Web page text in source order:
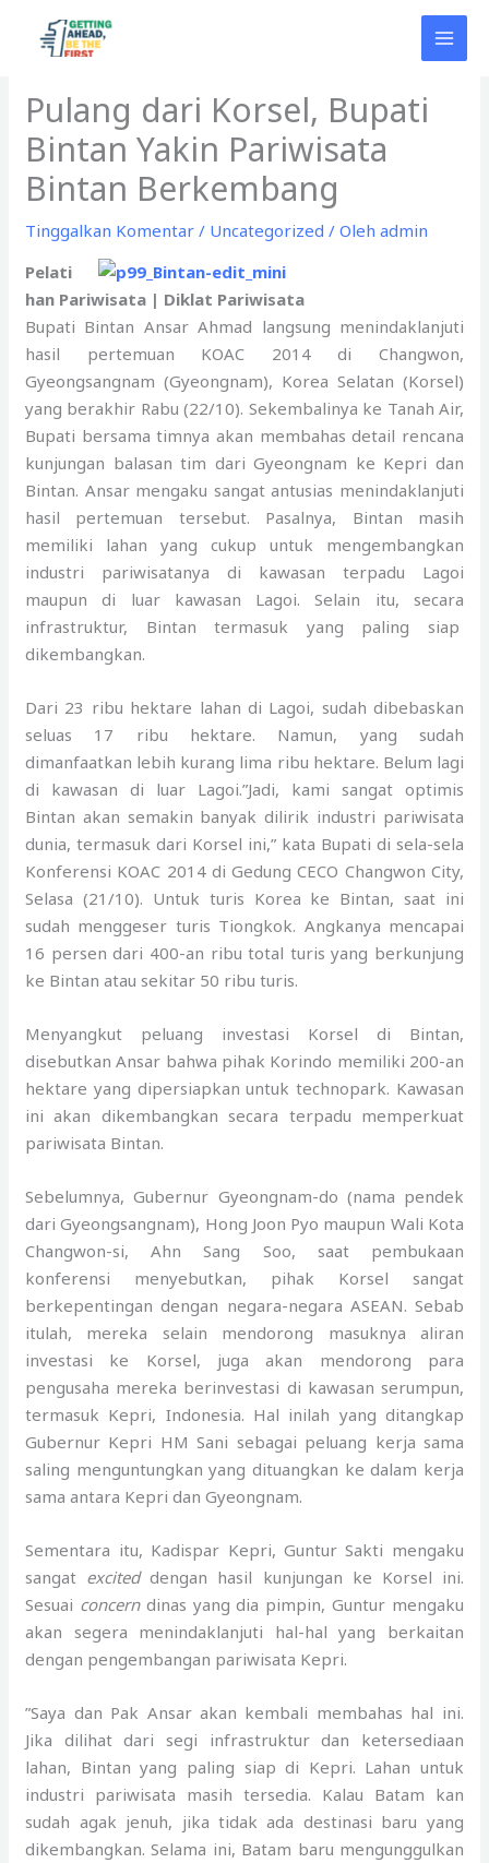
Pulang dari Korsel, Bupati
Bintan Yakin Pariwisata
Bintan Berkembang
Tinggalkan Komentar / Uncategorized / Olehadmin
Pelati
han Pariwisata | Diklat Pariwisata
Bupati Bintan Ansar Ahmad langsung menindaklanjuti
hasil pertemuan KOAC 2014 di Changwon,
Gyeongsangnam (Gyeongnam), Korea Selatan (Korsel)
yang berakhir Rabu (22/10). Sekembalinya ke Tanah Air,
Bupati bersama timnya akan membahas detail rencana
kunjungan balasan tim dari Gyeongnam ke Kepri dan
Bintan. Ansar mengaku sangat antusias menindaklanjuti
hasil pertemuan tersebut. Pasalnya, Bintan masih
memiliki lahan yang cukup untuk mengembangkan
industri pariwisatanya di kawasan terpadu Lagoi
maupun di luar kawasan Lagoi. Selain itu, secara
infrastruktur, Bintan termasuk yang paling siap
dikembangkan.
Dari 23 ribu hektare lahan di Lagoi, sudah dibebaskan
seluas 17 ribu hektare. Namun, yang sudah
dimanfaatkan lebih kurang lima ribu hektare. Belum lagi
di kawasan di luar Lagoi.”Jadi, kami sangat optimis
Bintan akan semakin banyak dilirik industri pariwisata
dunia, termasuk dari Korsel ini,” kata Bupati di sela-sela
Konferensi KOAC 2014 di Gedung CECO Changwon City,
Selasa (21/10). Untuk turis Korea ke Bintan, saat ini
sudah menggeser turis Tiongkok. Angkanya mencapai
16 persen dari 400-an ribu total turis yang berkunjung
ke Bintan atau sekitar 50 ribu turis.
Menyangkut peluang investasi Korsel di Bintan,
disebutkan Ansar bahwa pihak Korindo memiliki 200-an
hektare yang dipersiapkan untuk technopark. Kawasan
ini akan dikembangkan secara terpadu memperkuat
pariwisata Bintan.
Sebelumnya, Gubernur Gyeongnam-do (nama pendek
dari Gyeongsangnam), Hong Joon Pyo maupun Wali Kota
Changwon-si, Ahn Sang Soo, saat pembukaan
konferensi menyebutkan, pihak Korsel sangat
berkepentingan dengan negara-negara ASEAN. Sebab
itulah, mereka selain mendorong masuknya aliran
investasi ke Korsel, juga akan mendorong para
pengusaha mereka berinvestasi di kawasan serumpun,
termasuk Kepri, Indonesia. Hal inilah yang ditangkap
Gubernur Kepri HM Sani sebagai peluang kerja sama
saling menguntungkan yang dituangkan ke dalam kerja
sama antara Kepri dan Gyeongnam.
Sementara itu, Kadispar Kepri, Guntur Sakti mengaku
sangat exciteddengan hasil kunjungan ke Korsel ini.
Sesuai concerndinas yang dia pimpin, Guntur mengaku
akan segera menindaklanjuti hal-hal yang berkaitan
dengan pengembangan pariwisata Kepri.
”Saya dan Pak Ansar akan kembali membahas hal ini.
Jika dilihat dari segi infrastruktur dan ketersediaan
lahan, Bintan yang paling siap di Kepri. Lahan untuk
industri pariwisata masih tersedia. Kalau Batam kan
sudah agak jenuh, jika tidak ada destinasi baru yang
dikembangkan. Selama ini, Batam baru mengunggulkan